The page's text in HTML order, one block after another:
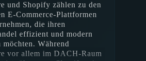
und Reporting
und Corporate Design
und Shopify zählen zu den
E-Commerce-Plattformen
die ihren
effizient und modern
möchten. Während
vor allem im DACH-Raum